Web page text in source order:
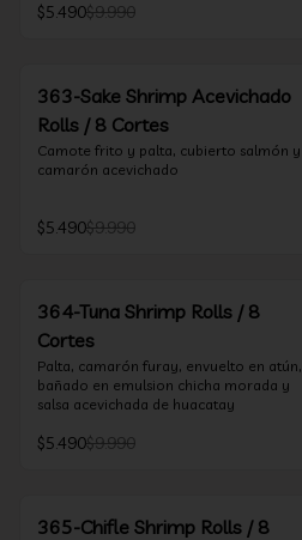
$5.490$9.990
363-Sake Shrimp Acevichado
Rolls / 8 Cortes
Camote frito y palta, cubierto salmón y
camarón acevichado
$5.490$9.990
364-Tuna Shrimp Rolls / 8
Cortes
Palta, camarón furay, envuelto en atún,
bañado en emulsion chicha morada y
salsa acevichada de huacatay
$5.490$9.990
365-Chifle Shrimp Rolls / 8